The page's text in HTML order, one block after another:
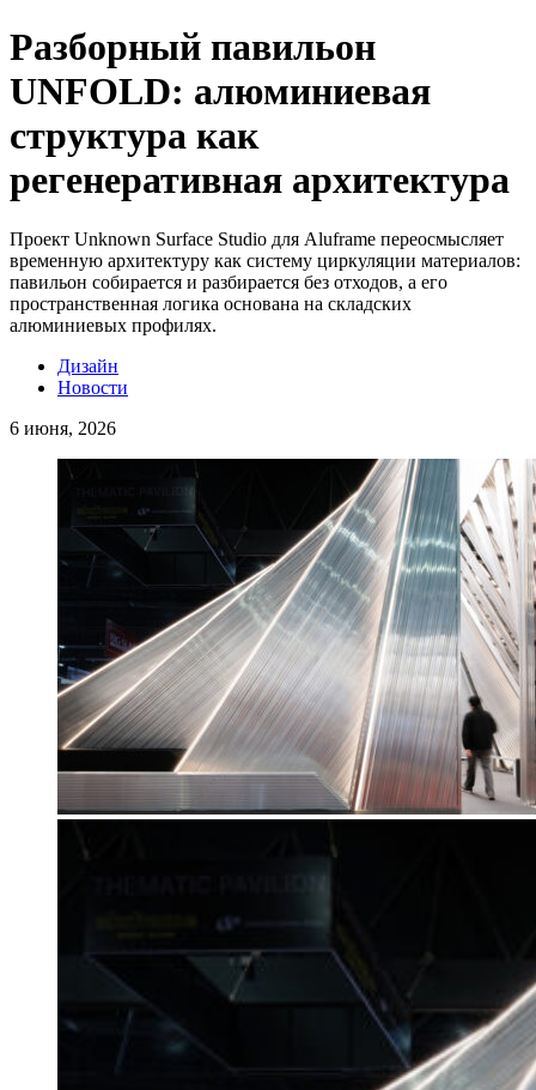
Разборный павильон
UNFOLD: алюминиевая
структура как
регенеративная архитектура
Проект Unknown Surface Studio для Aluframe переосмысляет
временную архитектуру как систему циркуляции материалов:
павильон собирается и разбирается без отходов, а его
пространственная логика основана на складских
алюминиевых профилях.
Дизайн
Новости
6 июня, 2026